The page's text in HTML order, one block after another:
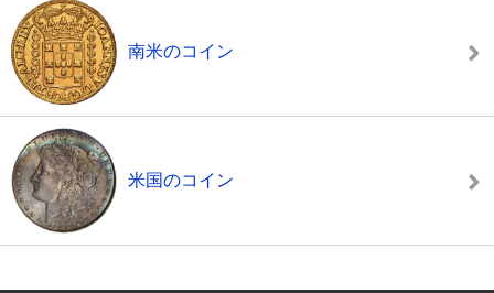
南米のコイン
米国のコイン